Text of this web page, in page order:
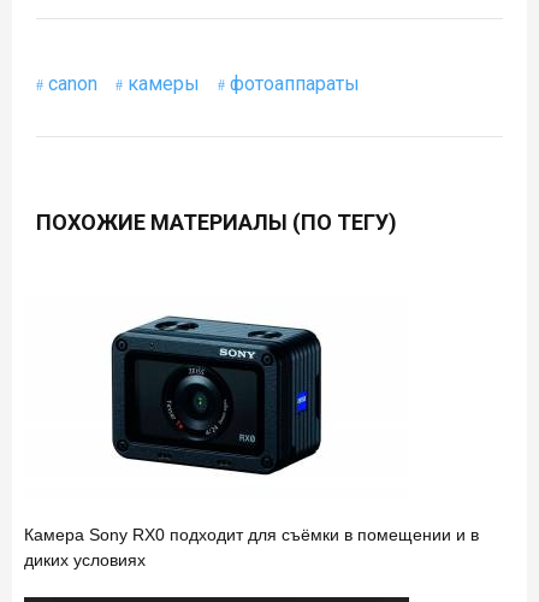
canon камеры фотоаппараты
ПОХОЖИЕ МАТЕРИАЛЫ (ПО ТЕГУ)
Камера Sony RX0 подходит для съёмки в помещении и в
диких условиях